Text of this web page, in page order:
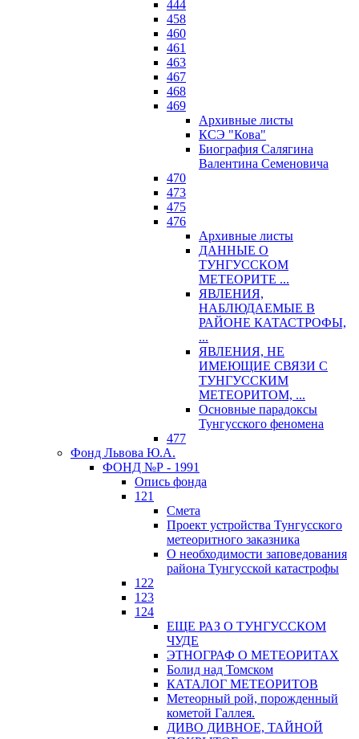
444
458
460
461
463
467
468
469
Архивные листы
КСЭ "Кова"
Биография Салягина
Валентина Семеновича
470
473
475
476
Архивные листы
ДАННЫЕ О
ТУНГУССКОМ
МЕТЕОРИТЕ ...
ЯВЛЕНИЯ,
НАБЛЮДАЕМЫЕ В
РАЙОНЕ КАТАСТРОФЫ,
...
ЯВЛЕНИЯ, НЕ
ИМЕЮЩИЕ СВЯЗИ С
ТУНГУССКИМ
МЕТЕОРИТОМ, ...
Основные парадоксы
Тунгусского феномена
477
Фонд Львова Ю.А.
ФОНД №Р - 1991
Опись фонда
121
Смета
Проект устройства Тунгусского
метеоритного заказника
О необходимости заповедования
района Тунгусской катастрофы
122
123
124
ЕЩЕ РАЗ О ТУНГУССКОМ
ЧУДЕ
ЭТНОГРАФ О МЕТЕОРИТАХ
Болид над Томском
КАТАЛОГ МЕТЕОРИТОВ
Метеорный рой, порожденный
кометой Галлея.
ДИВО ДИВНОЕ, ТАЙНОЙ